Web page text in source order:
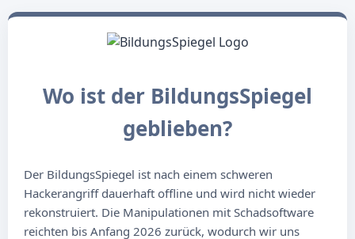
Wo ist der BildungsSpiegel
geblieben?
Der BildungsSpiegel ist nach einem schweren
Hackerangriff dauerhaft offline und wird nicht wieder
rekonstruiert. Die Manipulationen mit Schadsoftware
reichten bis Anfang 2026 zurück, wodurch wir uns